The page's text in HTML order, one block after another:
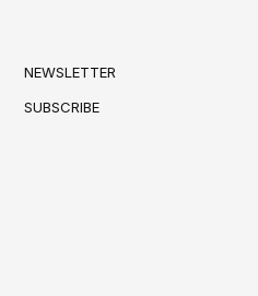
NEWSLETTER
SUBSCRIBE